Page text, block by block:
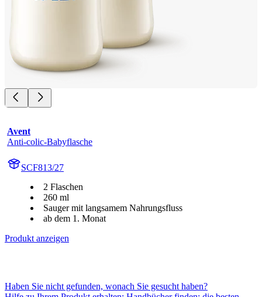
Avent
Anti-colic-Babyflasche
SCF813/27
2 Flaschen
260 ml
Sauger mit langsamem Nahrungsfluss
ab dem 1. Monat
Produkt anzeigen
Haben Sie nicht gefunden, wonach Sie gesucht haben?